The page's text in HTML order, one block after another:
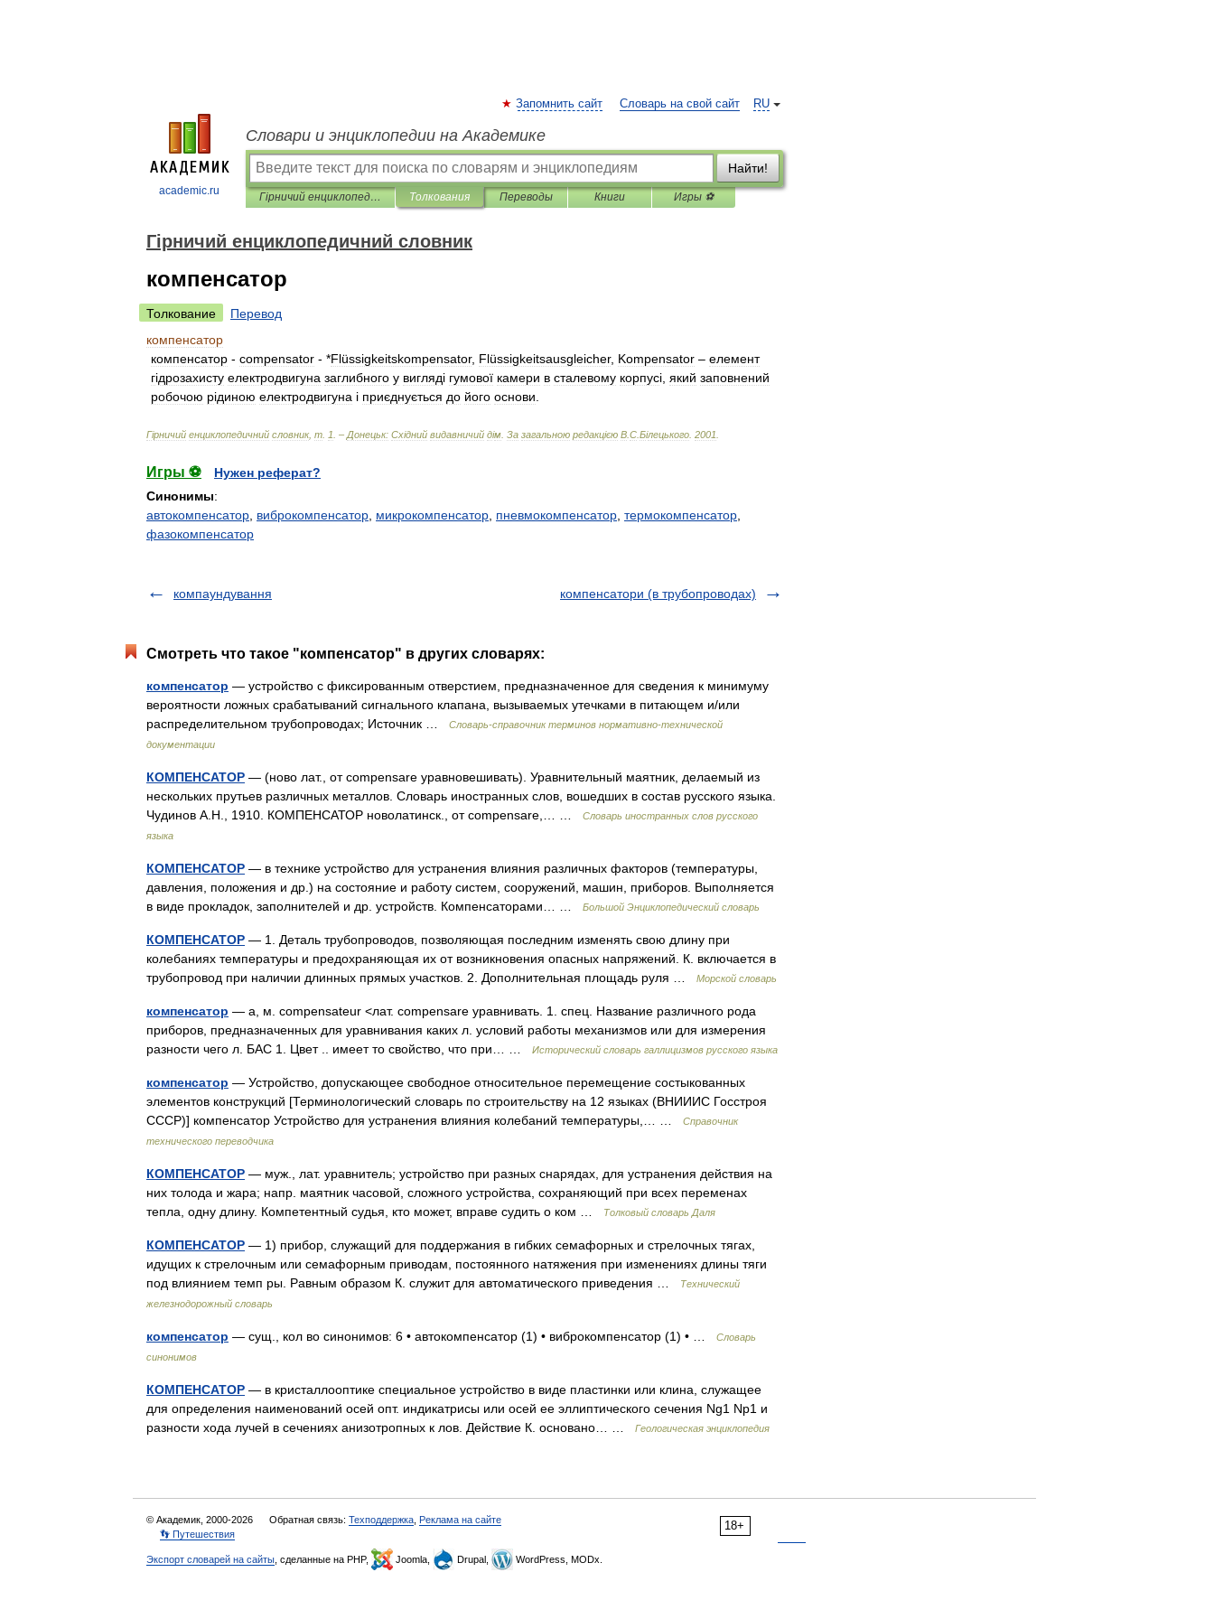
academic.ru
RU
Запомнить сайт Словарь на свой сайт
Словари и энциклопедии на Академике
Найти!
Гірничий енциклопедичний словник Толкования Переводы Книги Игры ⚽
Гірничий енциклопедичний словник
компенсатор
Толкование
Перевод
компенсатор
компенсатор - compensator - *Flüssigkeitskompensator, Flüssigkeitsausgleicher, Kompensator – елемент
гідрозахисту електродвигуна заглибного у вигляді гумової камери в сталевому корпусі, який заповнений
робочою рідиною електродвигуна і приєднується до його основи
Гірничий енциклопедичний словник, т 1 . – Донецьк: Східний видавничий дім За загальною редакцією В С Білецького 2001
Игры ⚽
Нужен реферат?
Синонимы:
автокомпенсатор виброкомпенсатор микрокомпенсатор пневмокомпенсатор термокомпенсатор
фазокомпенсатор
компаундування компенсатори (в трубопроводах)
Смотреть что такое "компенсатор" в других словарях:
компенсатор — устройство с фиксированным отверстием, предназначенное для сведения к минимуму
вероятности ложных срабатываний сигнального клапана, вызываемых утечками в питающем и/или
распределительном трубопроводах; Источник …
Словарь-справочник терминов нормативно-технической
документации
КОМПЕНСАТОР — (ново лат., от compensare уравновешивать). Уравнительный маятник, делаемый из
нескольких прутьев различных металлов. Словарь иностранных слов, вошедших в состав русского языка.
Чудинов А.Н., 1910. КОМПЕНСАТОР новолатинск., от compensare,… …
Словарь иностранных слов русского
языка
КОМПЕНСАТОР — в технике устройство для устранения влияния различных факторов (температуры,
давления, положения и др.) на состояние и работу систем, сооружений, машин, приборов. Выполняется
в виде прокладок, заполнителей и др. устройств. Компенсаторами… …
Большой Энциклопедический словарь
КОМПЕНСАТОР — 1. Деталь трубопроводов, позволяющая последним изменять свою длину при
колебаниях температуры и предохраняющая их от возникновения опасных напряжений. К. включается в
трубопровод при наличии длинных прямых участков. 2. Дополнительная площадь руля …
Морской словарь
компенсатор — а, м. compensateur <лат. compensare уравнивать. 1. спец. Название различного рода
приборов, предназначенных для уравнивания каких л. условий работы механизмов или для измерения
разности чего л. БАС 1. Цвет .. имеет то свойство, что при… …
Исторический словарь галлицизмов русского языка
компенсатор — Устройство, допускающее свободное относительное перемещение состыкованных
элементов конструкций [Терминологический словарь по строительству на 12 языках (ВНИИИС Госстроя
СССР)] компенсатор Устройство для устранения влияния колебаний температуры,… …
Справочник
технического переводчика
КОМПЕНСАТОР — муж., лат. уравнитель; устройство при разных снарядах, для устранения действия на
них толода и жара; напр. маятник часовой, сложного устройства, сохраняющий при всех переменах
тепла, одну длину. Компетентный судья, кто может, вправе судить о ком …
Толковый словарь Даля
КОМПЕНСАТОР — 1) прибор, служащий для поддержания в гибких семафорных и стрелочных тягах,
идущих к стрелочным или семафорным приводам, постоянного натяжения при изменениях длины тяги
под влиянием темп ры. Равным образом К. служит для автоматического приведения …
Технический
железнодорожный словарь
компенсатор — сущ., кол во синонимов: 6 • автокомпенсатор (1) • виброкомпенсатор (1) • …
Словарь
синонимов
КОМПЕНСАТОР — в кристаллооптике специальное устройство в виде пластинки или клина, служащее
для определения наименований осей опт. индикатрисы или осей ее эллиптического сечения Ng1 Np1 и
разности хода лучей в сечениях анизотропных к лов. Действие К. основано… …
Геологическая энциклопедия
18+
© Академик, 2000-2026 Обратная связь: Техподдержка Реклама на сайте
👣 Путешествия
Экспорт словарей на сайты , сделанные на PHP, Joomla, Drupal, WordPress, MODx.